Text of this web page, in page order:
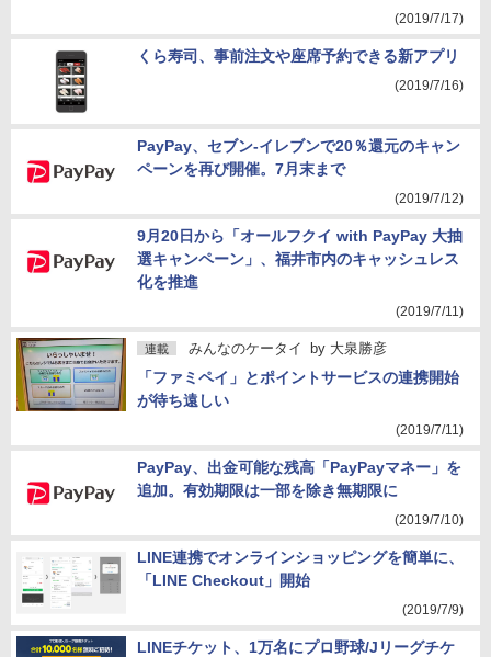
(2019/7/17)
くら寿司、事前注文や座席予約できる新アプリ
(2019/7/16)
PayPay、セブン-イレブンで20％還元のキャン
ペーンを再び開催。7月末まで
(2019/7/12)
9月20日から「オールフクイ with PayPay 大抽
選キャンペーン」、福井市内のキャッシュレス
化を推進
(2019/7/11)
連載 みんなのケータイ by 大泉勝彦
「ファミペイ」とポイントサービスの連携開始
が待ち遠しい
(2019/7/11)
PayPay、出金可能な残高「PayPayマネー」を
追加。有効期限は一部を除き無期限に
(2019/7/10)
LINE連携でオンラインショッピングを簡単に、
「LINE Checkout」開始
(2019/7/9)
LINEチケット、1万名にプロ野球/Jリーグチケ